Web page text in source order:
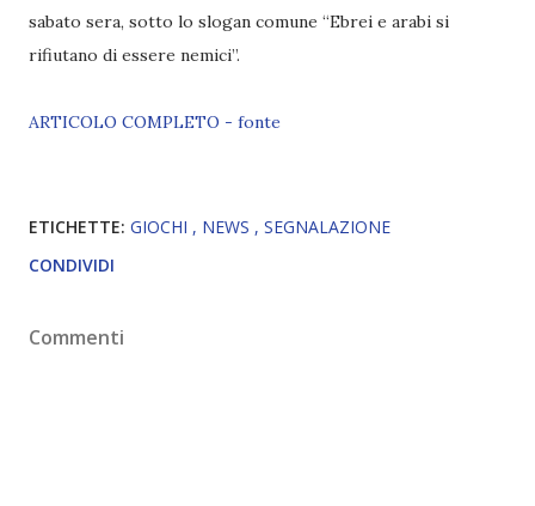
sabato sera, sotto lo slogan comune “Ebrei e arabi si
rifiutano di essere nemici”.
ARTICOLO COMPLETO - fonte
ETICHETTE: GIOCHI NEWS
SEGNALAZIONE
CONDIVIDI
Commenti